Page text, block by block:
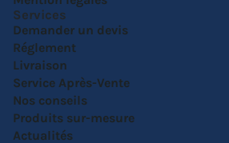
Services
Demander un devis
Réglement
Livraison
Service Après-Vente
Nos conseils
Produits sur-mesure
Actualités